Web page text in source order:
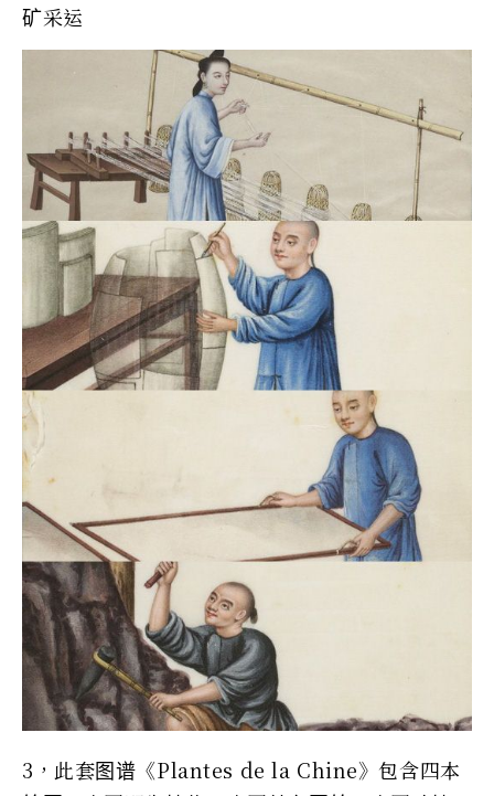
矿采运
3，此套图谱《Plantes de la Chine》包含四本